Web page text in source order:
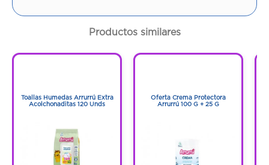
Productos similares
Toallas Humedas Arrurrú Extra
Acolchonaditas 120 Unds
Oferta Crema Protectora
Arrurrú 100 G + 25 G